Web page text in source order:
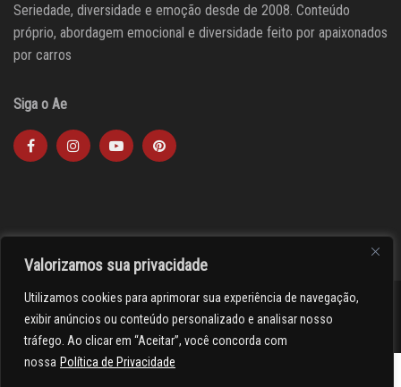
Valorizamos sua privacidade
Utilizamos cookies para aprimorar sua experiência de navegação,
exibir anúncios ou conteúdo personalizado e analisar nosso
tráfego. Ao clicar em “Aceitar”, você concorda com
nossa Política de Privacidade
Seriedade, diversidade e emoção desde de 2008. Conteúdo
próprio, abordagem emocional e diversidade feito por apaixonados
por carros
Siga o Ae
><(((º> 17